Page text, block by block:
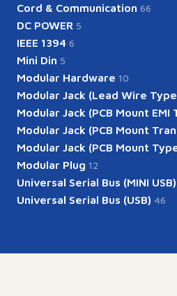
Cord & Communication 66
DC POWER 5
IEEE 1394 6
Mini Din 5
Modular Hardware 10
Modular Jack (Lead Wire
Modular Jack (PCB Mount EMI
Modular Jack (PCB Mount
Modular Jack (PCB Mount
Modular Plug 12
Universal Serial Bus (MINI USB)
Universal Serial Bus (USB) 46